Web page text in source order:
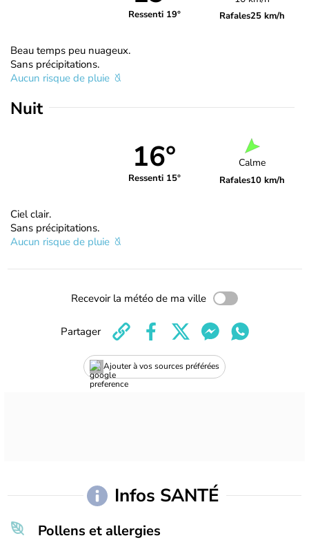
Ressenti 19° Rafales25 km/h
Beau temps peu nuageux.
Sans précipitations.
Aucun risque de pluie
Nuit
16°
Ressenti 15°
Calme
Rafales10 km/h
Ciel clair.
Sans précipitations.
Aucun risque de pluie
Recevoir la météo de ma ville
Ajouter à vos sources préférées
Partager
Infos SANTÉ
Pollens et allergies